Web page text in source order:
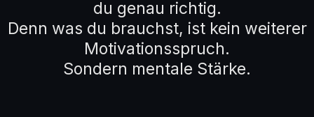
du genau richtig.
Denn was du brauchst, ist kein weiterer
Motivationsspruch.
Sondern mentale Stärke.